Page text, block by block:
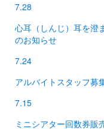
7.28
心耳（しんじ）耳を
のお知らせ
7.24
アルバイトスタッフ募
7.15
ミニシアター回数券販